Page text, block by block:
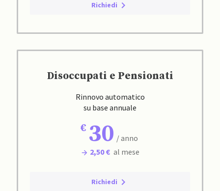
Richiedi
Disoccupati e Pensionati
Rinnovo automatico
su base annuale
30 / anno
2,50 € al mese
Richiedi